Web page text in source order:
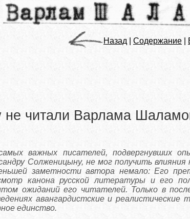
Назад Содержание
не читали Варлама
важных писателей, подвергнувших
Солженицыну, не мог получить влияния
заметности автора немало: Его
канона русской литературы и его
ожиданий его читателей. Только в
авангардистские и реалистические
единство.